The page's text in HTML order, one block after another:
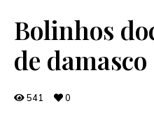
Bolinhos
de
541 0